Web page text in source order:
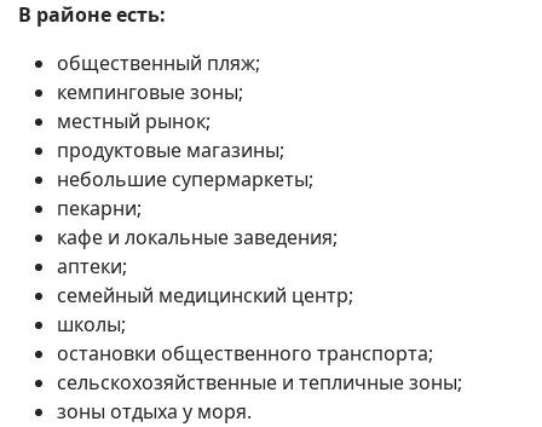
В районе есть:
общественный пляж;
кемпинговые зоны;
местный рынок;
продуктовые магазины;
небольшие супермаркеты;
пекарни;
кафе и локальные заведения;
аптеки;
семейный медицинский центр;
школы;
остановки общественного транспорта;
сельскохозяйственные и тепличные зоны;
зоны отдыха у моря.